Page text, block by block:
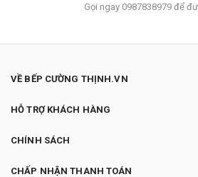
Gọi ngay 0987838979 để
VỀ BẾP CƯỜNG THỊNH.VN
HỖ TRỢ KHÁCH HÀNG
CHÍNH SÁCH
CHẤP NHẬN THANH TOÁN